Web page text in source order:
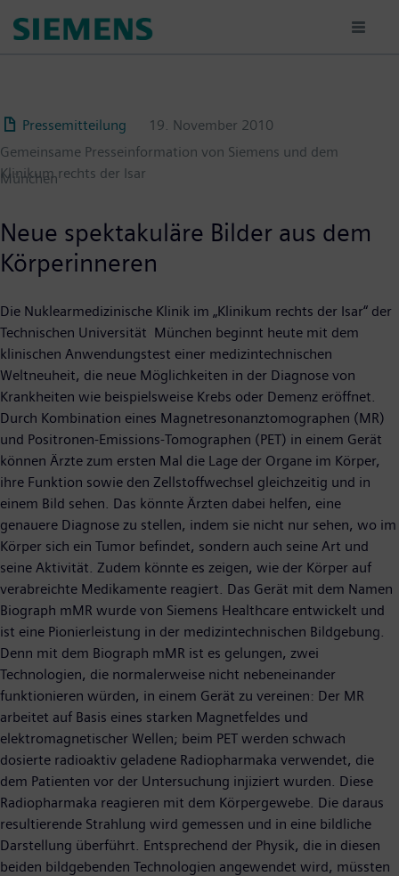
para
Pressemitteilung
19. November 2010
Gemeinsame Presseinformation von Siemens und dem
Klinikum rechts der Isar
München
Neue spektakuläre Bilder aus dem
Körperinneren
Die Nuklearmedizinische Klinik im „Klinikum rechts der Isar“ der
Technischen Universität München beginnt heute mit dem
klinischen Anwendungstest einer medizintechnischen
Weltneuheit, die neue Möglichkeiten in der Diagnose von
Krankheiten wie beispielsweise Krebs oder Demenz eröffnet.
Durch Kombination eines Magnetresonanztomographen (MR)
und Positronen-Emissions-Tomographen (PET) in einem Gerät
können Ärzte zum ersten Mal die Lage der Organe im Körper,
ihre Funktion sowie den Zellstoffwechsel gleichzeitig und in
einem Bild sehen. Das könnte Ärzten dabei helfen, eine
genauere Diagnose zu stellen, indem sie nicht nur sehen, wo im
Körper sich ein Tumor befindet, sondern auch seine Art und
seine Aktivität. Zudem könnte es zeigen, wie der Körper auf
verabreichte Medikamente reagiert. Das Gerät mit dem Namen
Biograph mMR wurde von Siemens Healthcare entwickelt und
ist eine Pionierleistung in der medizintechnischen Bildgebung.
Denn mit dem Biograph mMR ist es gelungen, zwei
Technologien, die normalerweise nicht nebeneinander
funktionieren würden, in einem Gerät zu vereinen: Der MR
arbeitet auf Basis eines starken Magnetfeldes und
elektromagnetischer Wellen; beim PET werden schwach
dosierte radioaktiv geladene Radiopharmaka verwendet, die
dem Patienten vor der Untersuchung injiziert wurden. Diese
Radiopharmaka reagieren mit dem Körpergewebe. Die daraus
resultierende Strahlung wird gemessen und in eine bildliche
Darstellung überführt. Entsprechend der Physik, die in diesen
beiden bildgebenden Technologien angewendet wird, müssten